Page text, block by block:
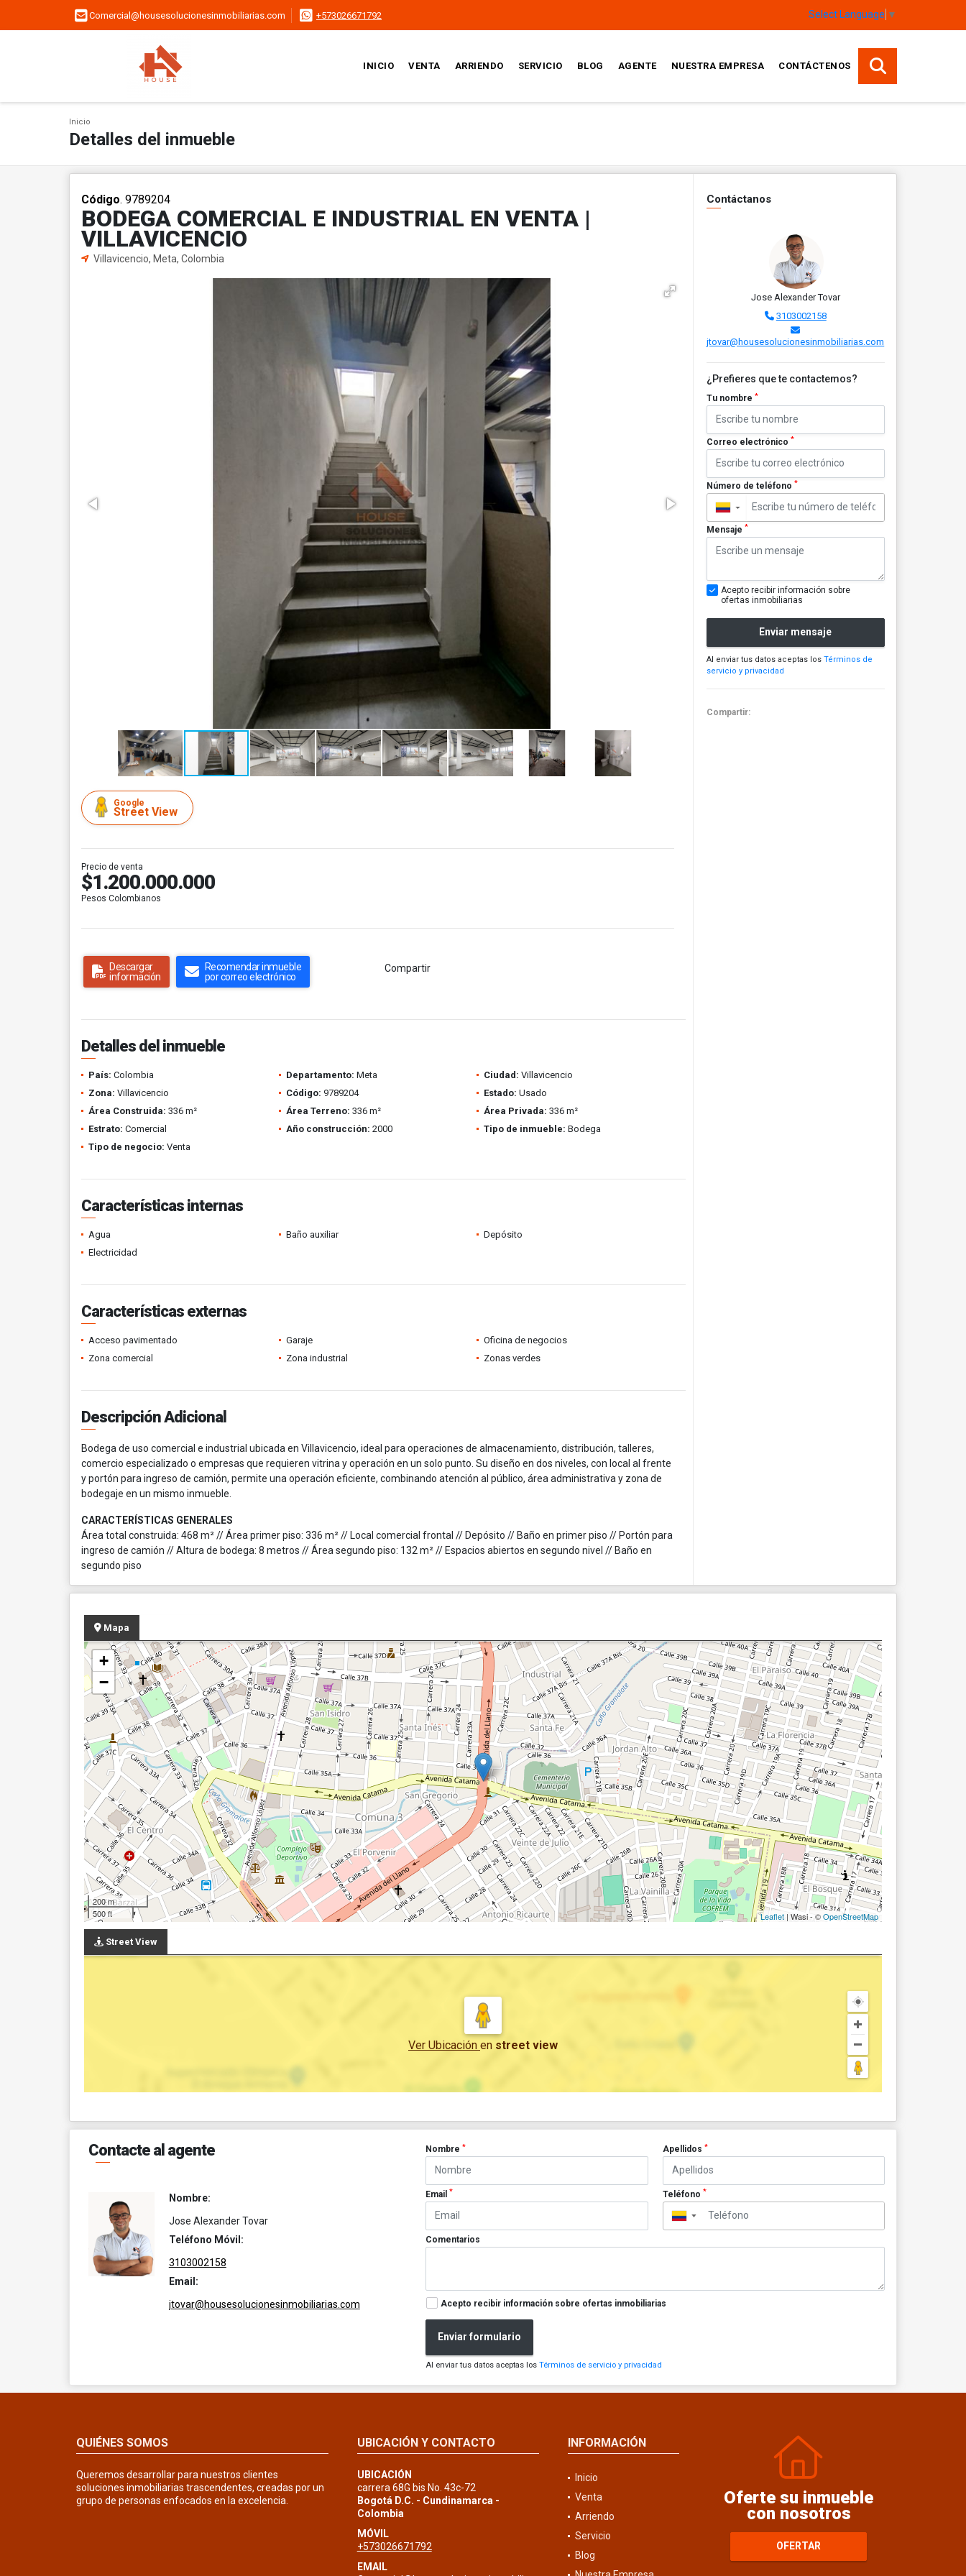
Comercial@housesolucionesinmobiliarias.com +573026671792 Select Language ▼
INICIO VENTA ARRIENDO SERVICIO BLOG AGENTE NUESTRA EMPRESA CONTÁCTENOS
Inicio
Detalles del inmueble
Código. 9789204
BODEGA COMERCIAL E INDUSTRIAL EN VENTA |
VILLAVICENCIO
Villavicencio, Meta, Colombia
Google
Street View
Precio de venta
$1.200.000.000
Pesos Colombianos
Descargar
información
Recomendar inmueble
por correo electrónico
Compartir
Detalles del inmueble
País: Colombia Departamento: Meta Ciudad: Villavicencio
Zona: Villavicencio Código: 9789204 Estado: Usado
Área Construida: 336 m² Área Terreno: 336 m² Área Privada: 336 m²
Estrato: Comercial Año construcción: 2000 Tipo de inmueble: Bodega
Tipo de negocio: Venta
Características internas
Agua Baño auxiliar
Depósito
Electricidad
Características externas
Acceso pavimentado Garaje
Oficina de negocios
Zona comercial
Zona industrial Zonas verdes
Descripción Adicional
Bodega de uso comercial e industrial ubicada en Villavicencio, ideal para operaciones de almacenamiento, distribución, talleres,
comercio especializado o empresas que requieren vitrina y operación en un solo punto. Su diseño en dos niveles, con local al frente
y portón para ingreso de camión, permite una operación eficiente, combinando atención al público, área administrativa y zona de
bodegaje en un mismo inmueble.
CARACTERÍSTICAS GENERALES
Área total construida: 468 m² // Área primer piso: 336 m² // Local comercial frontal // Depósito // Baño en primer piso // Portón para
ingreso de camión // Altura de bodega: 8 metros // Área segundo piso: 132 m² // Espacios abiertos en segundo nivel // Baño en
segundo piso
Contáctanos
Jose Alexander Tovar
3103002158
jtovar@housesolucionesinmobiliarias.com
¿Prefieres que te contactemos?
Tu nombre *
Correo electrónico *
Número de teléfono *
▼
Mensaje *
Acepto recibir información sobre
ofertas inmobiliarias
Enviar mensaje
Al enviar tus datos aceptas los Términos de
servicio y privacidad
Compartir:
Mapa
+
−
200 m
500 ft
Leaflet | Wasi - ©OpenStreetMap
Street View
Ver Ubicación en street view
Contacte al agente
Nombre:
Jose Alexander Tovar
Teléfono Móvil:
3103002158
Email:
jtovar@housesolucionesinmobiliarias.com
Nombre* Apellidos *
Email* Teléfono *
▼
Comentarios
Acepto recibir información sobre ofertas inmobiliarias
Enviar formulario
Al enviar tus datos aceptas losTérminos de servicio y privacidad
QUIÉNES SOMOS
Queremos desarrollar para nuestros clientes
soluciones inmobiliarias trascendentes, creadas por un
grupo de personas enfocados en la excelencia.
UBICACIÓN Y CONTACTO
UBICACIÓN
carrera 68G bis No. 43c-72
Bogotá D.C. - Cundinamarca -
Colombia
MÓVIL
+573026671792
EMAIL
INFORMACIÓN
Inicio
Venta
Arriendo
Servicio
Blog
Oferte su inmueble
con nosotros
OFERTAR